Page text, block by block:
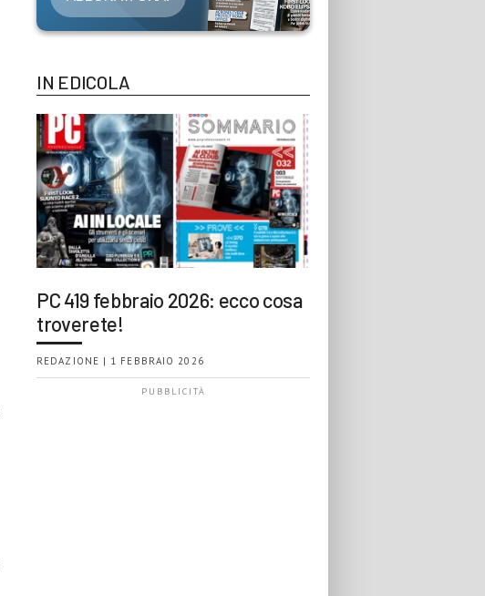
IN EDICOLA
PC 419 febbraio 2026: ecco cosa
troverete!
REDAZIONE | 1 FEBBRAIO 2026